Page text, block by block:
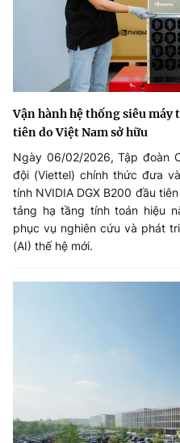
Vận hành hệ thống siêu máy
tiên do Việt Nam sở hữu
Ngày 06/02/2026, Tập đoàn
đội (Viettel) chính thức đưa
tính NVIDIA DGX B200 đầu
tảng hạ tầng tính toán hiệu
phục vụ nghiên cứu và phát
(AI) thế hệ mới.